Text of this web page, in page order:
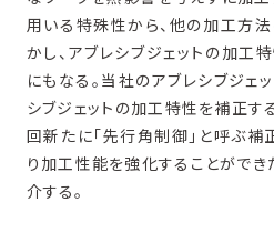
用いる特殊性から、他の加工方法
かし、アブレシブジェットの加工
にもなる。当社のアブレシブジェ
シブジェットの加工特性を補正す
回新たに「先行角制御」と呼ぶ補
り加工性能を強化することができ
介する。